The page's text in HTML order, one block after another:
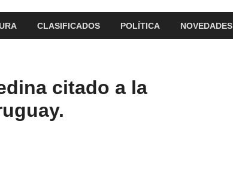
CLASIFICADOS POLÍTICA NOVEDADES
citado a la